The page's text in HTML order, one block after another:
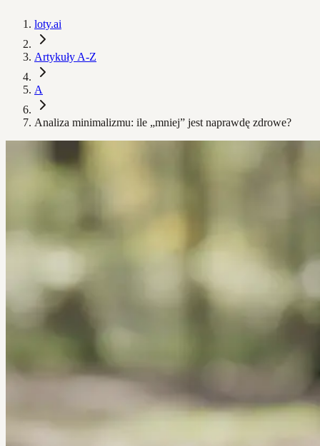
loty.ai
Artykuły A-Z
A
Analiza minimalizmu: ile „mniej” jest naprawdę zdrowe?